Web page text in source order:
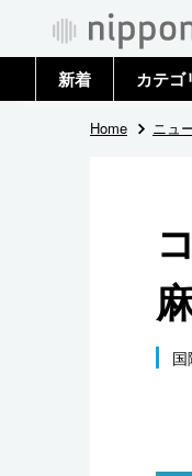
新着 カテゴ
政治・
国際
社会
文化
Home ニュ